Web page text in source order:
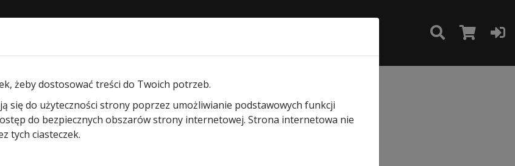
/ Obudowa górna do fotokomórek EL 31, EL 301 i EL 51
Obudowa
żeby dostosować treści do Twoich potrzeb.
się do użyteczności strony poprzez umożliwianie podstawowych funkcji
do bezpiecznych obszarów strony internetowej. Strona internetowa nie
tych ciasteczek.